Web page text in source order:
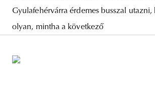
Gyulafehérvárra érdemes busszal utazni,
olyan, mintha a következő